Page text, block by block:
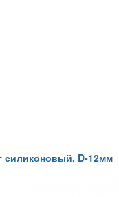
силиконовый, D-12мм